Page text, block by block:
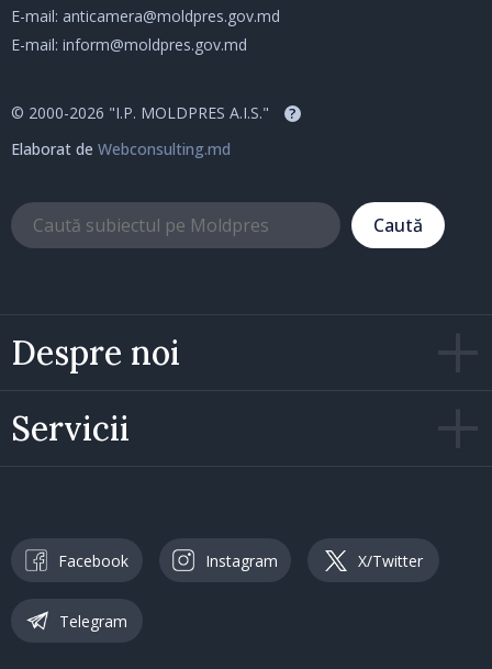
Despre noi
Servicii
E-mail: anticamera@moldpres.gov.md
E-mail: inform@moldpres.gov.md
© 2000-2026 "I.P. MOLDPRES A.I.S." ?
Elaborat de Webconsulting.md
Caută
Facebook Instagram X/Twitter
Telegram